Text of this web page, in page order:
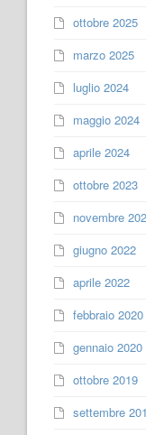
ottobre 2025
marzo 2025
luglio 2024
maggio 2024
aprile 2024
ottobre 2023
novembre
giugno 2022
aprile 2022
febbraio 2020
gennaio 2020
ottobre 2019
settembre